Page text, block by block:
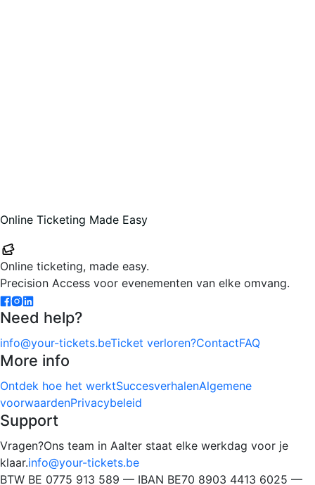
Online Ticketing Made Easy
Online ticketing, made easy.
Precision Access voor evenementen van elke omvang.
Need help?
info@your-tickets.beTicket verloren?ContactFAQ
More info
Ontdek hoe het werktSuccesverhalenAlgemene
voorwaardenPrivacybeleid
Support
Vragen?Ons team in Aalter staat elke werkdag voor je
klaar.info@your-tickets.be
BTW BE 0775 913 589 — IBAN BE70 8903 4413 6025 —